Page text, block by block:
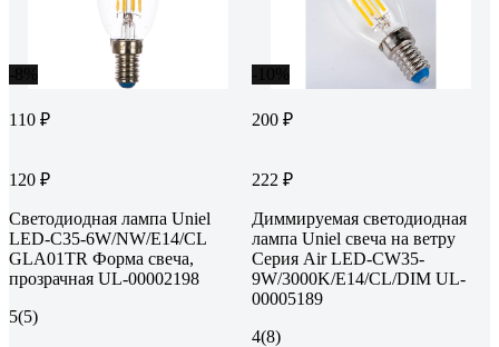
110 ₽
120 ₽
Светодиодная лампа Uniel
LED-C35-6W/NW/E14/CL
GLA01TR Форма свеча,
прозрачная UL-00002198
5(5)
200 ₽
222 ₽
Диммируемая светодиодная
лампа Uniel свеча на ветру
Серия Air LED-CW35-
9W/3000K/E14/CL/DIM UL-
00005189
4(8)